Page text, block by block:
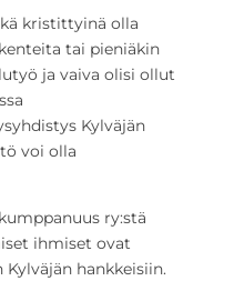
kristittyinä olla
tai pieniäkin
ja vaiva olisi ollut
Kylväjän
voi olla
ry:stä
ihmiset ovat
hankkeisiin.